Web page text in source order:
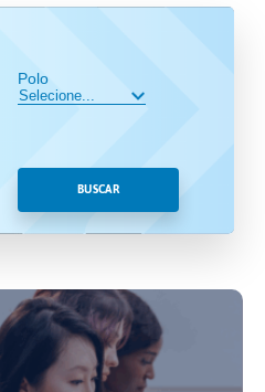
Polo
BUSCAR